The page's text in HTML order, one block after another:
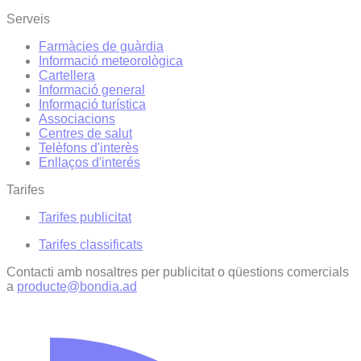
Serveis
Farmàcies de guàrdia
Informació meteorològica
Cartellera
Informació general
Informació turística
Associacions
Centres de salut
Telèfons d'interès
Enllaços d'interés
Tarifes
Tarifes publicitat
Tarifes classificats
Contacti amb nosaltres per publicitat o qüestions comercials
a producte@bondia.ad